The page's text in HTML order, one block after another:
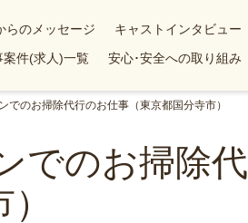
らのメッセージ
キャストインタビュー
案件(求人)一覧 安心･安全への取り組み
のお掃除代行のお仕事（東京都国分寺市）
でのお掃除代